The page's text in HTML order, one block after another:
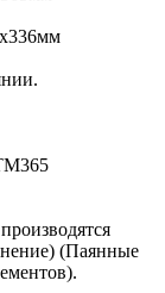
(Паянные